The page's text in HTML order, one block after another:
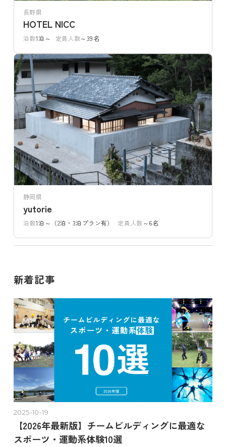
長野県
HOTEL NICC
泊数1泊～ 定員人数～39名
静岡県
yutorie
泊数1泊～（2泊・3泊プラン有） 定員人数～6名
新着記事
2025-10-19
【2026年最新版】チームビルディングに最適な
スポーツ・運動系体験10選